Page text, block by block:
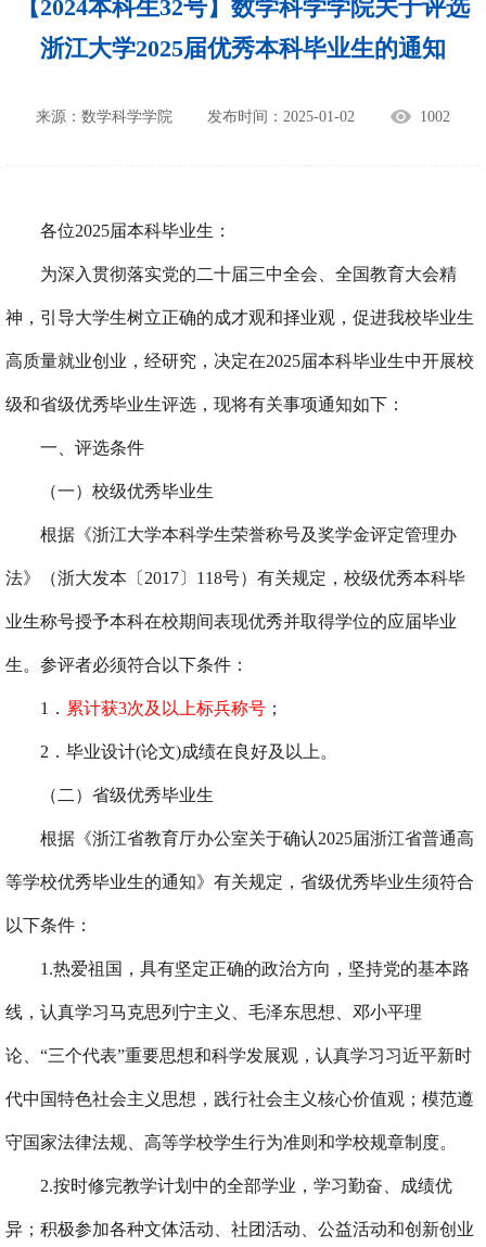
【2024本科生32号】数学科学学院关于评选
浙江大学2025届优秀本科毕业生的通知
来源：数学科学学院 发布时间：2025-01-02 1002
各位2025届本科毕业生：
为深入贯彻落实党的二十届三中全会、全国教育大会精
神，引导大学生树立正确的成才观和择业观，促进我校毕业生
高质量就业创业，经研究，决定在2025届本科毕业生中开展校
级和省级优秀毕业生评选，现将有关事项通知如下：
一、评选条件
（一）校级优秀毕业生
根据《浙江大学本科学生荣誉称号及奖学金评定管理办
法》（浙大发本〔 2017〕 118号）有关规定，校级优秀本科毕
业生称号授予本科在校期间表现优秀并取得学位的应届毕业
生。参评者必须符合以下条件：
1 ． 累计获3次及以上标兵称号 ；
2 ．毕业设计(论文)成绩在良好及以上。
（二）省级优秀毕业生
根据《浙江省教育厅办公室关于确认2025届浙江省普通高
等学校优秀毕业生的通知》有关规定，省级优秀毕业生须符合
以下条件：
1.热爱祖国，具有坚定正确的政治方向，坚持党的基本路
线，认真学习马克思列宁主义、毛泽东思想、邓小平理
论、 “三个代表”重要思想和科学发展观，认真学习习近平新时
代中国特色社会主义思想，践行社会主义核心价值观；模范遵
守国家法律法规、高等学校学生行为准则和学校规章制度。
2.按时修完教学计划中的全部学业，学习勤奋、成绩优
异；积极参加各种文体活动、社团活动、公益活动和创新创业